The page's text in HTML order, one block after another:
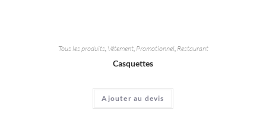
Tous les produits, Vêtement, Promotionnel, Restaurant
Casquettes
Ajouter au devis